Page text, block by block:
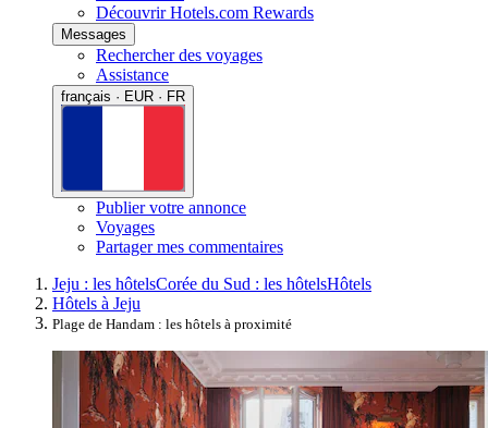
Découvrir Hotels.com Rewards
Messages
Rechercher des voyages
Assistance
français · EUR · FR
Publier votre annonce
Voyages
Partager mes commentaires
Jeju : les hôtelsCorée du Sud : les hôtelsHôtels
Hôtels à Jeju
Plage de Handam : les hôtels à proximité